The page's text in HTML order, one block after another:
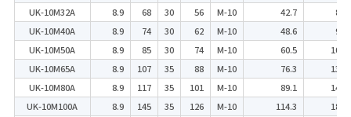
UK-10M32A
8.9 68 30 56 M-10 42.7
86
UK-10M40A
8.9 74 30 62 M-10 48.6
95
UK-10M50A
8.9 85 30 74 M-10 60.5
108
UK-10M65A
8.9 107 35 88 M-10 76.3
135
UK-10M80A
8.9 117 35 101 M-10 89.1
147
UK-10M100A
8.9 145 35 126 M-10 114.3
183